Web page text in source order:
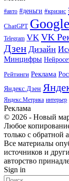
#авто #деньги #кризис
ChatGPT Google
Telegram VK VK
Дзен Дизайн
Минцифры
Рейтинги Реклама
Яндекс.Дзен
Яндекс.Метрика интерьер
Реклама
© 2026 - Новый
Любое
только с обратной
Все материалы
источников и
авторство
Sign in